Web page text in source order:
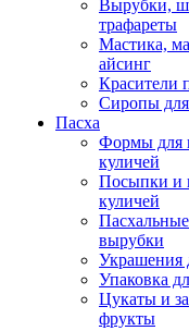
Вырубки,
трафареты
Мастика,
айсинг
Красители
Сиропы для
Пасха
Формы для
куличей
Посыпки и
куличей
вырубки
Украшения
Упаковка
Цукаты и
фрукты